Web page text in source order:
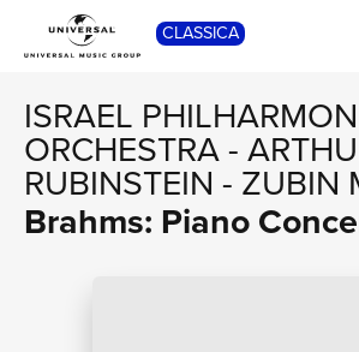
CLASSICA
ISRAEL
ORCHESTRA-
RUBINSTEIN - ZUBIN
Brahms: Piano